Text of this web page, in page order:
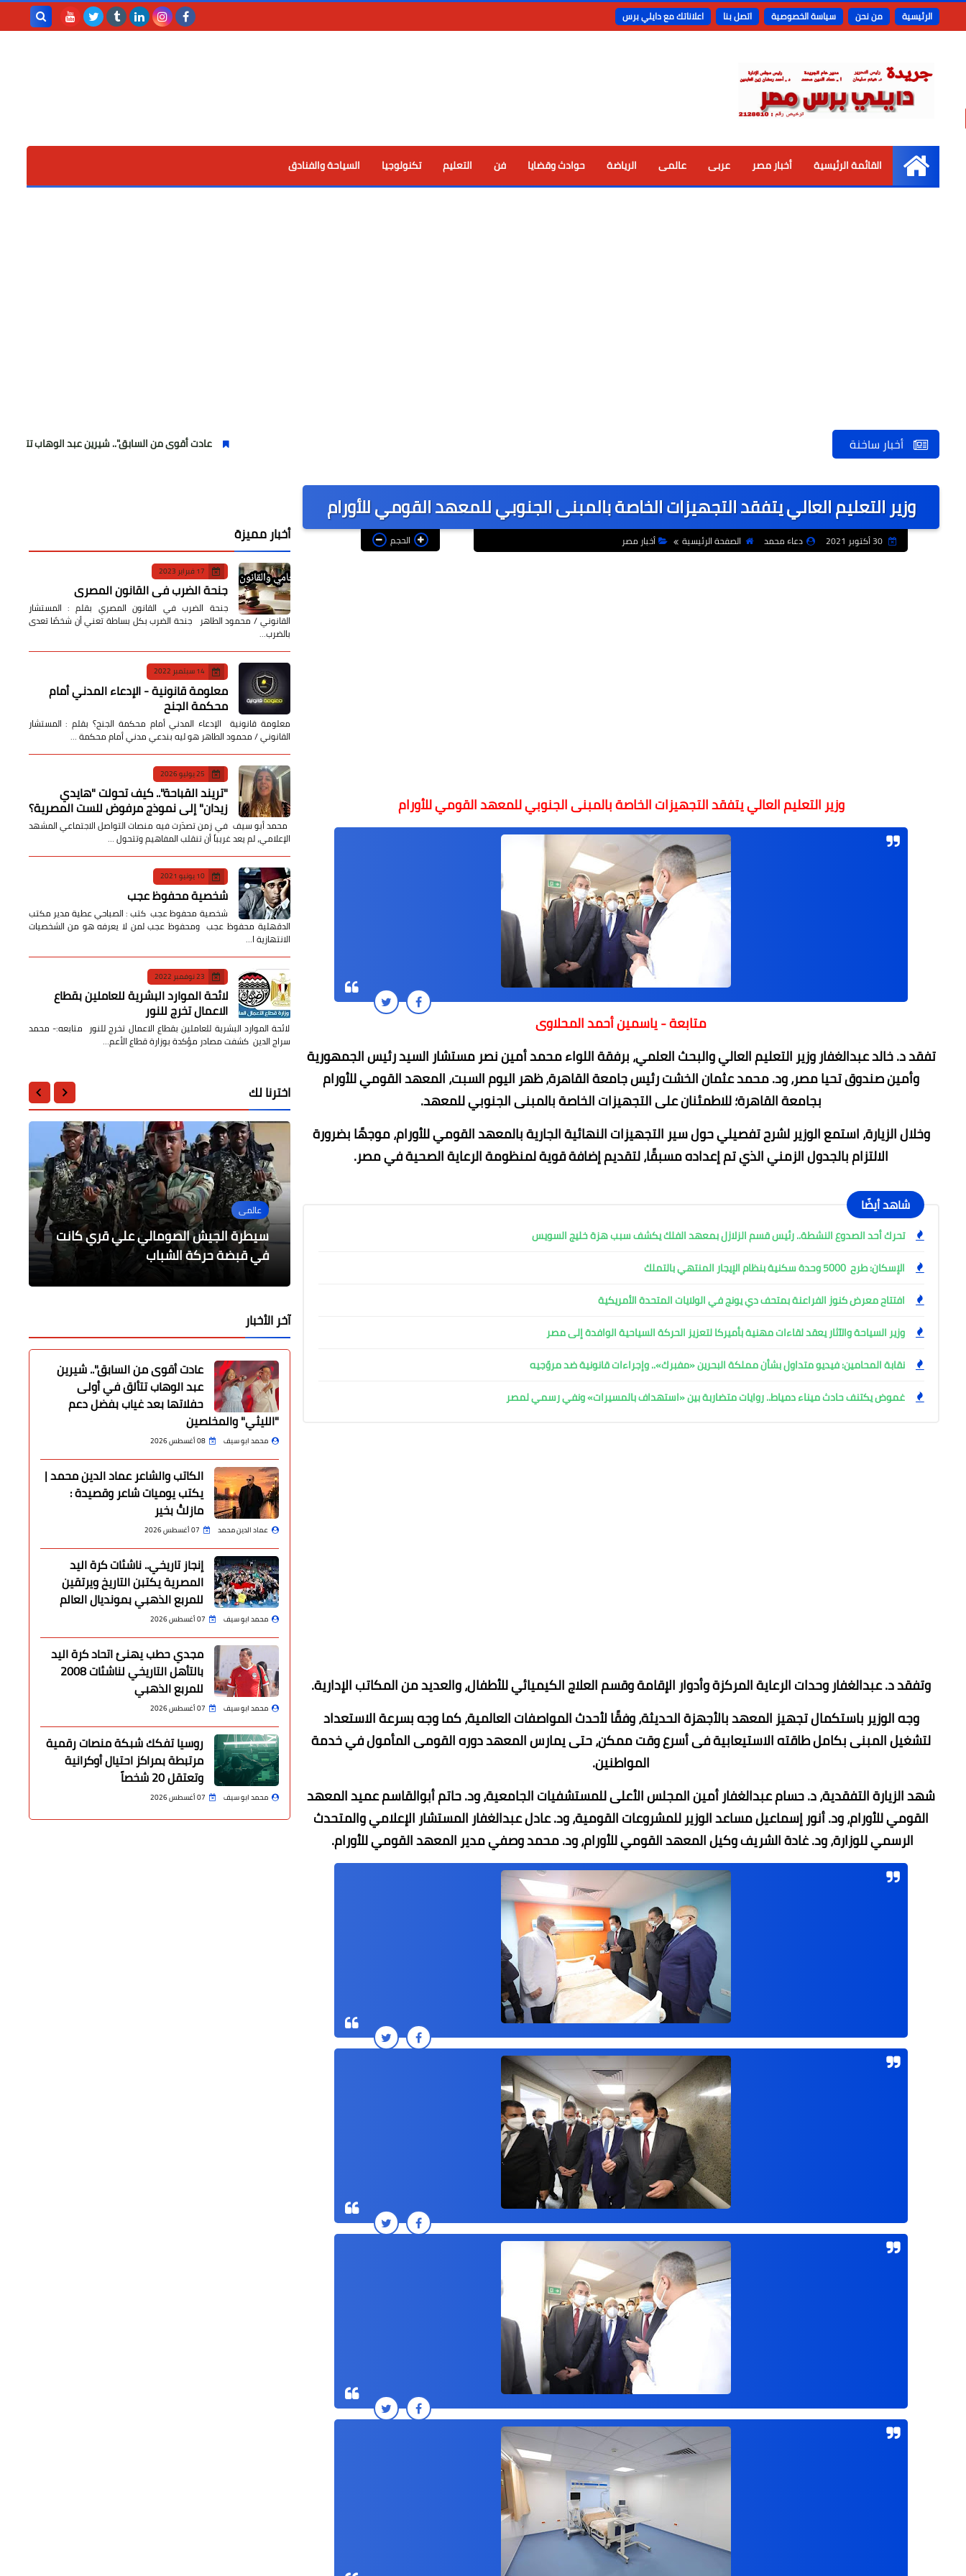
الرئيسية من نحن سياسة الخصوصية اتصل بنا اعلاناتك مع دايلي برس
الرئيسية
القائمة الرئيسية أخبار مصر عربى عالمى الرياضة حوادث وقضايا فن التعليم تكنولوجيا السياحة والفنادق
أخبار ساخنة عادت أقوى من السابق".. شيرين عبد الوهاب تتألق في أولى
وزير التعليم العالي يتفقد التجهيزات الخاصة بالمبنى الجنوبي للمعهد القومي للأورام
30 أكتوبر 2021 دعاء محمد الصفحة الرئيسية أخبار مصر الحجم
وزير التعليم العالي يتفقد التجهيزات الخاصة بالمبنى الجنوبي للمعهد القومي للأورام
متابعة - ياسمين أحمد المحلاوى
تفقد د. خالد عبدالغفار وزير التعليم العالي والبحث العلمي، برفقة اللواء محمد أمين نصر مستشار السيد رئيس الجمهورية
وأمين صندوق تحيا مصر، ود. محمد عثمان الخشت رئيس جامعة القاهرة، ظهر اليوم السبت، المعهد القومي للأورام
بجامعة القاهرة؛ للاطمئنان على التجهيزات الخاصة بالمبنى الجنوبي للمعهد.
وخلال الزيارة، استمع الوزير لشرح تفصيلي حول سير التجهيزات النهائية الجارية بالمعهد القومي للأورام، موجهًا بضرورة
الالتزام بالجدول الزمني الذي تم إعداده مسبقًا، لتقديم إضافة قوية لمنظومة الرعاية الصحية في مصر.
شاهد أيضًا
تحرك أحد الصدوع النشطة.. رئيس قسم الزلازل بمعهد الفلك يكشف سبب هزة خليج السويس
الإسكان: طرح 5000 وحدة سكنية بنظام الإيجار المنتهي بالتملك
افتتاح معرض كنوز الفراعنة بمتحف دي يونج في الولايات المتحدة الأمريكية
وزير السياحة والآثار يعقد لقاءات مهنية بأميركا لتعزيز الحركة السياحية الوافدة إلى مصر
نقابة المحامين: فيديو متداول بشأن مملكة البحرين «مفبرك».. وإجراءات قانونية ضد مروّجيه
غموض يكتنف حادث ميناء دمياط.. روايات متضاربة بين «استهداف بالمسيرات» ونفي رسمي لمصر
وتفقد د. عبدالغفار وحدات الرعاية المركزة وأدوار الإقامة وقسم العلاج الكيميائي للأطفال، والعديد من المكاتب الإدارية.
وجه الوزير باستكمال تجهيز المعهد بالأجهزة الحديثة، وفقًا لأحدث المواصفات العالمية، كما وجه بسرعة الاستعداد
لتشغيل المبنى بكامل طاقته الاستيعابية فى أسرع وقت ممكن، حتى يمارس المعهد دوره القومى المأمول في خدمة
المواطنين.
شهد الزيارة التفقدية، د. حسام عبدالغفار أمين المجلس الأعلى للمستشفيات الجامعية، ود. حاتم أبوالقاسم عميد المعهد
القومي للأورام، ود. أنور إسماعيل مساعد الوزير للمشروعات القومية، ود. عادل عبدالغفار المستشار الإعلامي والمتحدث
الرسمي للوزارة، ود. غادة الشريف وكيل المعهد القومي للأورام، ود. محمد وصفي مدير المعهد القومي للأورام.
أخبار مميزة
17 فبراير 2023
جنحة الضرب في القانون المصري
جنحة الضرب في القانون المصري بقلم : المستشار
القانوني / محمود الطاهر جنحة الضرب بكل بساطة تعني أن شخصًا تعدى
بالضرب…
14 سبتمبر 2022
معلومة قانونية - الإدعاء المدني أمام
محكمة الجنح
معلومة قانونية الإدعاء المدني أمام محكمة الجنح؟ بقلم : المستشار
القانوني / محمود الطاهر هو ليه بندعي مدني أمام محكمة …
25 يوليو 2026
​"تريند القباحة".. كيف تحولت "هايدي
زيدان" إلى نموذج مرفوض للست المصرية؟
​ محمد أبو سيف ​في زمن تصدّرت فيه منصات التواصل الاجتماعي المشهد
الإعلامي، لم يعد غريباً أن تنقلب المفاهيم وتتحول …
10 يونيو 2021
شخصية محفوظ عجب
شخصية محفوظ عجب كتب : الصباحي عطية مدير مكتب
الدقهلية محفوظ عجب ومحفوظ عجب لمن لا يعرفه هو من الشخصيات
الانتهازية ا…
23 نوفمبر 2022
لائحة الموارد البشرية للعاملين بقطاع
الاعمال تخرج للنور
لائحة الموارد البشرية للعاملين بقطاع الاعمال تخرج للنور متابعه:- محمد
سراج الدين كشفت مصادر مؤكدة بوزارة قطاع الأعم…
اخترنا لك
محمد ابو سيف
13 سبتمبر 2021
عالمى
سيطرة الجيش الصومالي علي قري كانت
في قبضة حركة الشباب
محمد ابو سيف
13 سبتمبر 2021
الرياضة
مباريات اليوم مع دايلي برس مصر
محمد ابو سيف
13 سبتمبر 2021
الرياضة
هاتريك بنزيما ينهي عقبة سيلتا فيجو
13 سبتمبر 2021
منوعات
حدث في مثل هذا اليوم 13 سبتمبر
13 سبتمبر 2021
حوادث وقضايا
قرار النائب العام في واقعة إجبار ممرض
للسجود كلب
آخر الأخبار
عادت أقوى من السابق".. شيرين
عبد الوهاب تتألق في أولى
حفلاتها بعد غياب بفضل دعم
"الليثي" والمخلصين
محمد ابو سيف 08 أغسطس 2026
الكاتب والشاعر عماد الدين محمد |
يكتب يوميات شاعر وقصيدة :
مازلتُ بخير
عماد الدين محمد 07 أغسطس 2026
إنجاز تاريخي.. ناشئات كرة اليد
المصرية يكتبن التاريخ ويرتقين
للمربع الذهبي بمونديال العالم
محمد ابو سيف 07 أغسطس 2026
مجدي حطب يهنئ اتحاد كرة اليد
بالتأهل التاريخي لناشئات 2008
للمربع الذهبي
محمد ابو سيف 07 أغسطس 2026
روسيا تفكك شبكة منصات رقمية
مرتبطة بمراكز احتيال أوكرانية
وتعتقل 20 شخصاً
محمد ابو سيف 07 أغسطس 2026